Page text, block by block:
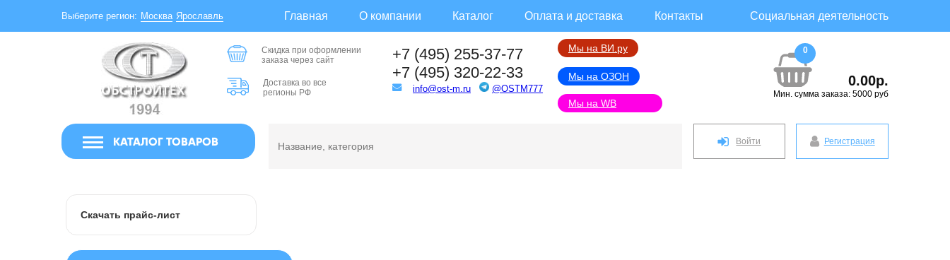
Выберите регион: Москва Ярославль Главная О компании Каталог Оплата и доставка Контакты Социальная деятельность
Скидка при оформлении
заказа через сайт
Доставка во все
регионы РФ
+7 (495) 255-37-77
+7 (495) 320-22-33
info@ost-m.ru @OSTM777
Мы на ВИ.ру
Мы на ОЗОН
Мы на WB
0
0.00р.
Мин. сумма заказа: 5000 руб
КАТАЛОГ ТОВАРОВ Регистрация
Войти
Скачать прайс-лист